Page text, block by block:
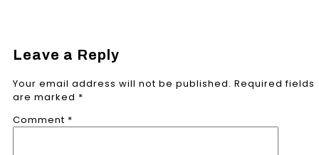
Leave a Reply
Your email address will not be published. Required fields
are marked *
Comment *